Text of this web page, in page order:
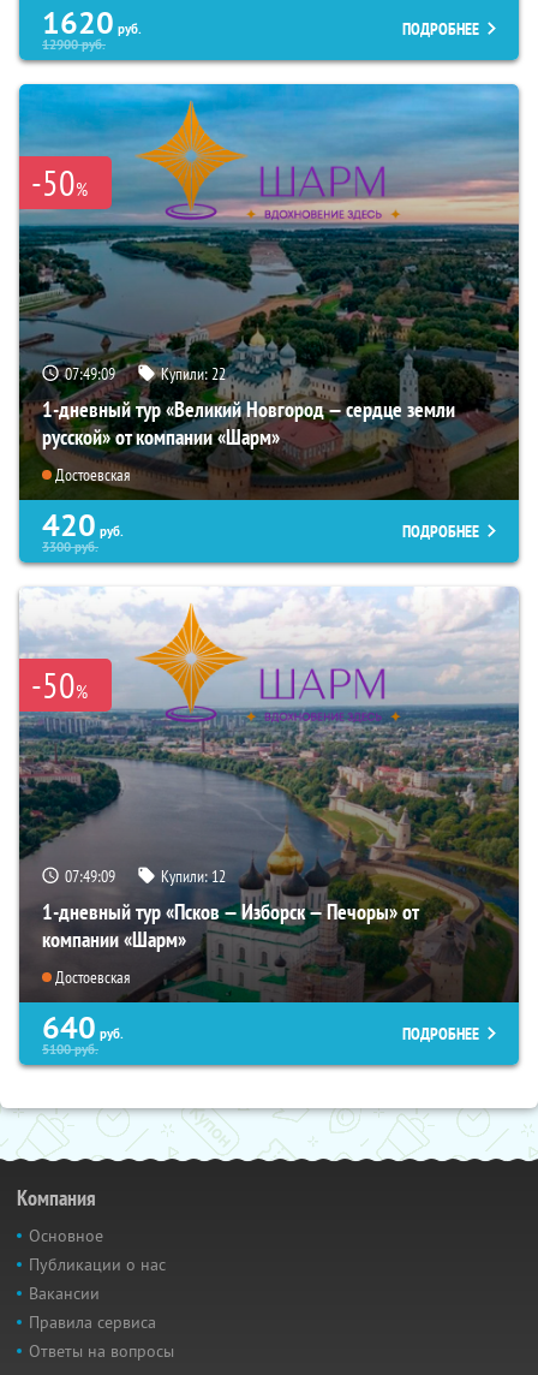
1620 руб.
12900руб.
ПОДРОБНЕЕ
-50%
07:49:08 Купили:22
1-дневный тур «Великий Новгород — сердце земли
русской» от компании «Шарм»
Достоевская
420 руб.
3300руб.
ПОДРОБНЕЕ
-50%
07:49:08 Купили:12
1-дневный тур «Псков — Изборск — Печоры» от
компании «Шарм»
Достоевская
640 руб.
5100руб.
ПОДРОБНЕЕ
Компания
Основное
Публикации о нас
Вакансии
Правила сервиса
Ответы на вопросы